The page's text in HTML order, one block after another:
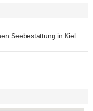
Seebestattung in Kiel